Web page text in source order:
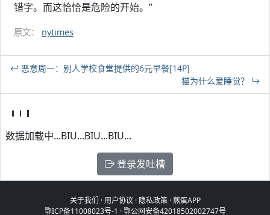
错字。而这恰恰是危险的开始。”
原文： nytimes
恶意周一：别人学校食堂提供的6元早餐[14P]
猫为什么爱睡觉？
数据加载中...BIU...BIU...BIU...
登录发吐槽
关于我们 ·用户协议 · 隐私政策·煎蛋APP
鄂ICP备11008023号-1 ·鄂公网安备42018502002747号